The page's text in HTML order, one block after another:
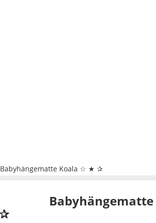
Babyhängematte Koala ☆ ★ ✰
Babyhängematte